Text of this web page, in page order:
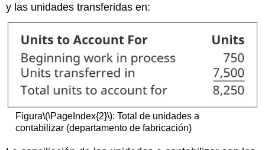
y las unidades transferidas en:
Figura\(\PageIndex{2}\): Total de unidades a
contabilizar (departamento de fabricación)